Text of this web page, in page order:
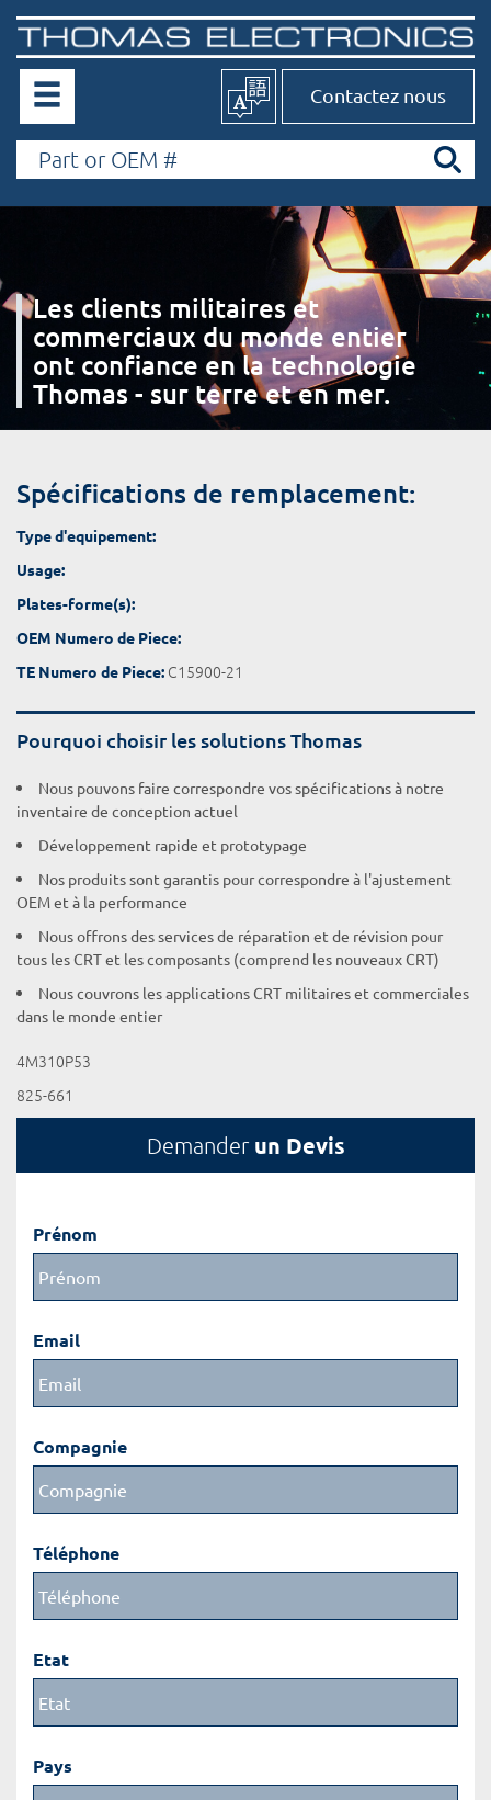
Contactez nous
Les clients militaires et
commerciaux du monde entier
ont confiance en la technologie
Thomas - sur terre et en mer.
Spécifications de remplacement:
Type d'equipement:
Usage:
Plates-forme(s):
OEM Numero de Piece:
TE Numero de Piece: C15900-21
Pourquoi choisir les solutions Thomas
Nous pouvons faire correspondre vos spécifications à notre
inventaire de conception actuel
Développement rapide et prototypage
Nos produits sont garantis pour correspondre à l'ajustement
OEM et à la performance
Nous offrons des services de réparation et de révision pour
tous les CRT et les composants (comprend les nouveaux CRT)
Nous couvrons les applications CRT militaires et commerciales
dans le monde entier
4M310P53
825-661
Demander un Devis
Prénom
Email
Compagnie
Téléphone
Etat
Pays